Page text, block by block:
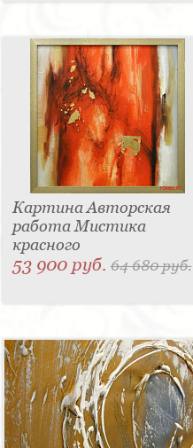
Картина Авторская
работа Мистика
красного
53 900 руб.64 680 руб.